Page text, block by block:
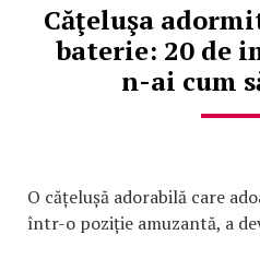
Căţeluşa
baterie: 20 de
n-ai cum
O cățelușă adorabilă care
într-o poziție amuzantă, a